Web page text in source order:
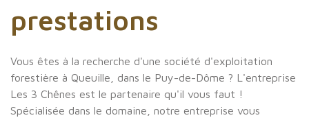
prestations
Vous êtes à la recherche d'une société d'exploitation
forestière à Queuille, dans le Puy-de-Dôme ? L'entreprise
Les 3 Chênes est le partenaire qu'il vous faut !
Spécialisée dans le domaine, notre entreprise vous